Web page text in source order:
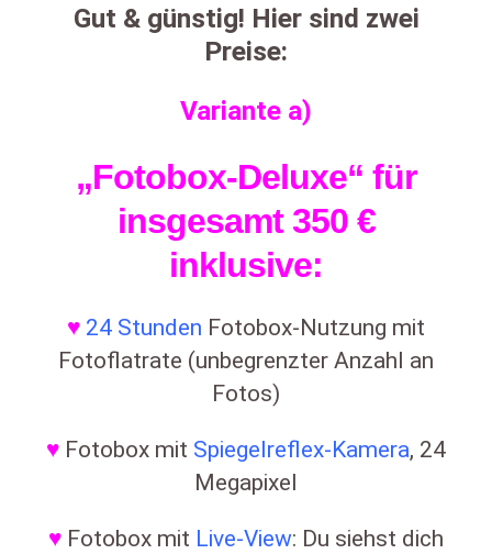
Gut & günstig! Hier sind zwei
Preise:
Variante a)
„Fotobox-Deluxe“ für
insgesamt 350 €
inklusive:
♥ 24 Stunden Fotobox-Nutzung mit
Fotoflatrate (unbegrenzter Anzahl an
Fotos)
♥ Fotobox mit Spiegelreflex-Kamera, 24
Megapixel
♥ Fotobox mit Live-View: Du siehst dich